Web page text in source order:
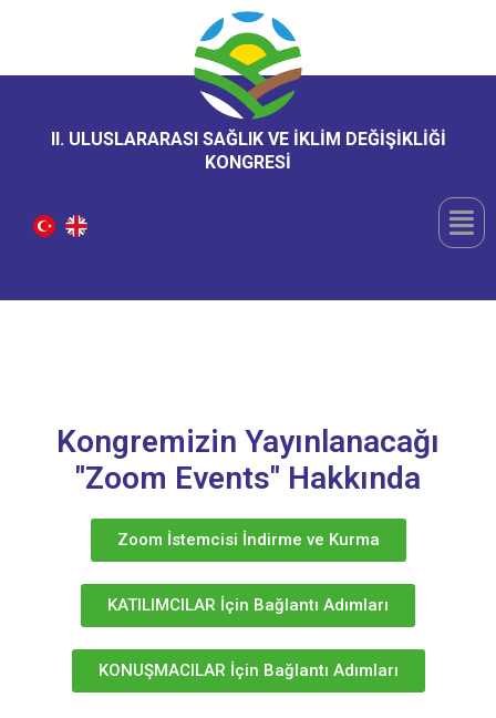
II. ULUSLARARASI SAĞLIK VE İKLİM DEĞİŞİKLİĞİ
KONGRESİ
Kongremizin Yayınlanacağı
"zoom Events" Hakkında
Zoom İstemcisi İndirme ve Kurma
KATILIMCILAR İçin Bağlantı Adımları
KONUŞMACILAR İçin Bağlantı Adımları